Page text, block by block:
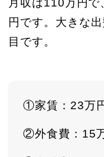
円です。大きな
目です。
①家賃：23万
②外食費：15